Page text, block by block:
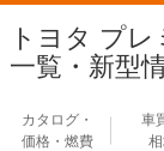
トヨタ プ
一覧・新型
カタログ・
価格・燃費
車